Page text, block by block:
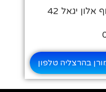
יגאל 42
בהרצליה טלפון